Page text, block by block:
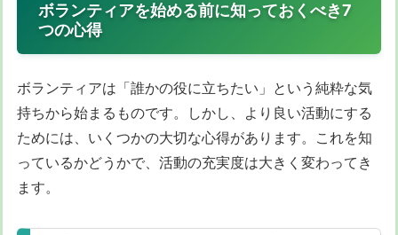
ボランティアを始める前に知っておくべき7
つの心得
ボランティアは「誰かの役に立ちたい」という純粋な気
持ちから始まるものです。しかし、より良い活動にする
ためには、いくつかの大切な心得があります。これを知
っているかどうかで、活動の充実度は大きく変わってき
ます。